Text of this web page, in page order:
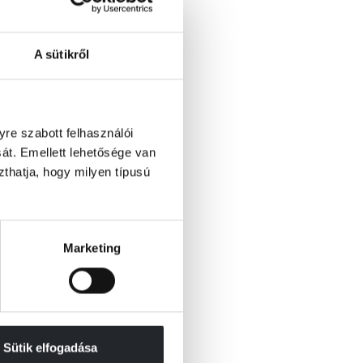
A sütikről
szabott felhasználói
Emellett lehetősége van
hogy milyen típusú
Marketing
Sütik elfogadása